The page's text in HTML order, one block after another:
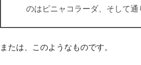
のはピニャコラーダ、そして通
または、このようなものです。